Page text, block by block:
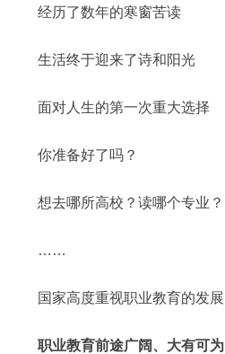
经历了数年的寒窗苦读
生活终于迎来了诗和阳光
面对人生的第一次重大选择
你准备好了吗？
想去哪所高校？读哪个专业？
……
国家高度重视职业教育的发展
职业教育前途广阔、大有可为